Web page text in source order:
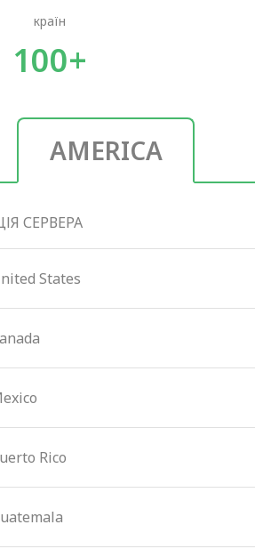
країн
100+
AMERICA
СЕРВЕРА
States
Rico